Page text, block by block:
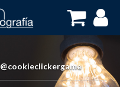
@cookieclickergame